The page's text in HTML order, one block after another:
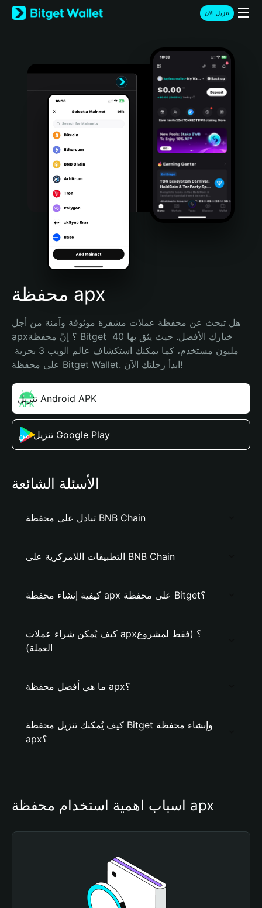
English
日本語
Türkçe
Português (Portugal)
Bahasa Indonesia
Português (Brasil)
Español (Argentina)
تنزيل الآن
محفظة apx
هل تبحث عن محفظة عملات مشفرة موثوقة وآمنة من أجل
apx؟ إنّ محفظة Bitget خيارك الأفضل. حيث يثق بها 40
على محفظة Bitget Wallet. ابدأ رحلتك الآن!
تنزيل Android APK
تنزيل من Google Play
الأسئلة الشائعة
تبادل على محفظة BNB Chain
التطبيقات اللامركزية على BNB Chain
كيفية إنشاء محفظة apx على محفظة Bitget؟
كيف يُمكن شراء عملات apx؟ (فقط لمشروع
العملة)
ما هي أفضل محفظة apx؟
كيف يُمكنك تنزيل محفظة Bitget وإنشاء محفظة
apx؟
أسباب أهمية استخدام محفظة apx